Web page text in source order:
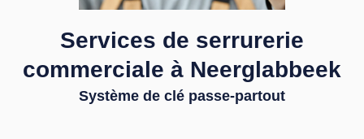
Services de serrurerie
commerciale à Neerglabbeek
Système de clé passe-partout